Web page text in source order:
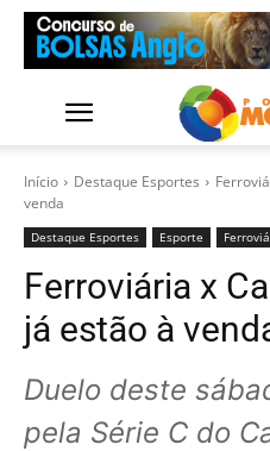
Início Destaque Esportes
venda
Destaque Esportes Esporte
Ferroviária x
já estão à
Duelo deste
pela Série C do